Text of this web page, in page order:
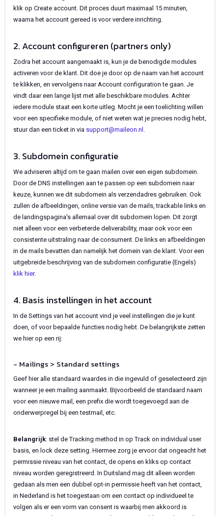
klik op Create account. Dit proces duurt maximaal 15 minuten,
waarna het account gereed is voor verdere inrichting.
2. Account configureren (partners only)
Zodra het account aangemaakt is, kun je de benodigde modules
activeren voor de klant. Dit doe je door op de naam van het account
te klikken, en vervolgens naar Account configuration te gaan. Je
vindt daar een lange lijst met alle beschikbare modules. Achter
iedere module staat een korte uitleg. Mocht je een toelichting willen
voor een specifieke module, of niet weten wat je precies nodig hebt,
stuur dan een ticket in via support@maileon.nl
3. Subdomein configuratie
We adviseren altijd om te gaan mailen over een eigen subdomein.
Door de DNS instellingen aan te passen op een subdomein naar
keuze, kunnen we dit subdomein als verzendadres gebruiken. Ook
zullen de afbeeldingen, online versie van de mails, trackable links en
de landingspagina's allemaal over dit subdomein lopen. Dit zorgt
niet alleen voor een verbeterde deliverability, maar ook voor een
consistente uitstraling naar de consument. De links en afbeeldingen
in de mails bevatten dan namelijk het domein van de klant. Voor een
uitgebreide beschrijving van de subdomein configuratie (Engels)
klik hier.
4. Basis instellingen in het account
In de Settings van het account vind je veel instellingen die je kunt
doen, of voor bepaalde functies nodig hebt. De belangrijkste zetten
we hier op een rij:
- Mailings > Standard settings
Geef hier alle standaard waardes in die ingevuld of geselecteerd zijn
wanneer je een mailing aanmaakt. Bijvoorbeeld de standaard naam
voor een nieuwe mail, een prefix die wordt toegevoegd aan de
onderwerpregel bij een testmail, etc.
Belangrijk: stel de Tracking method in op Track on individual user
basis, en lock deze setting. Hiermee zorg je ervoor dat ongeacht het
permissie niveau van het contact, de opens en kliks op contact
niveau worden geregistreerd. In Duitsland mag dit alleen worden
gedaan als men een dubbel opt-in permissie heeft van het contact,
in Nederland is het toegestaan om een contact op individueel te
volgen als er een vorm van consent is waarbij men akkoord is